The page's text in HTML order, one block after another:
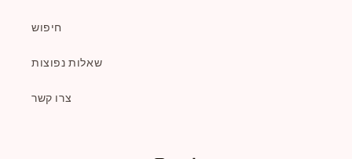
חיפוש
שאלות נפוצות
צרו קשר